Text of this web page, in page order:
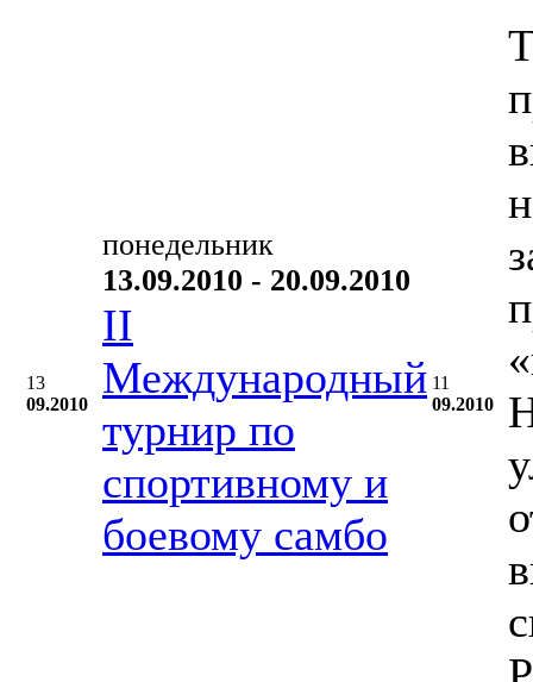
13
09.2010
понедельник
13.09.2010 - 20.09.2010
II
Международный
турнир по
спортивному и
боевому самбо
11
09.2010